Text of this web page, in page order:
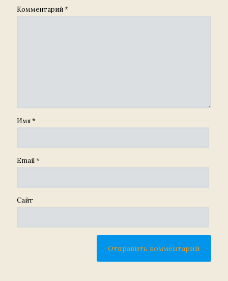
Комментарий*
Имя*
Email*
Сайт